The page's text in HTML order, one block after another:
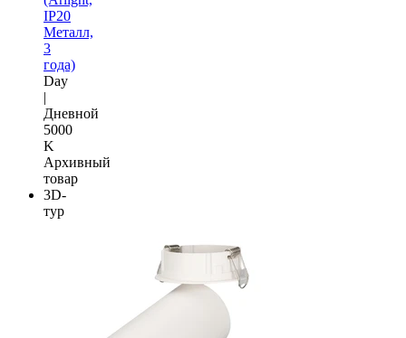
IP20
Металл,
3
года)
Day
|
Дневной
5000
K
Архивный
товар
3D-
тур